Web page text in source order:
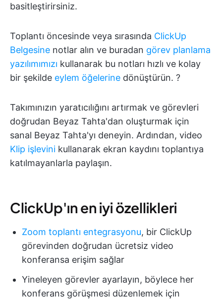
basitleştirirsiniz.
Toplantı öncesinde veya sırasında ClickUp
Belgesine notlar alın ve buradan görev planlama
yazılımımızı kullanarak bu notları hızlı ve kolay
bir şekilde eylem öğelerine dönüştürün. ?
Takımınızın yaratıcılığını artırmak ve görevleri
doğrudan Beyaz Tahta'dan oluşturmak için
sanal Beyaz Tahta'yı deneyin. Ardından, video
Klip işlevini kullanarak ekran kaydını toplantıya
katılmayanlarla paylaşın.
ClickUp'ın en iyi özellikleri
Zoom toplantı entegrasyonu, bir ClickUp
görevinden doğrudan ücretsiz video
konferansa erişim sağlar
Yineleyen görevler ayarlayın, böylece her
konferans görüşmesi düzenlemek için